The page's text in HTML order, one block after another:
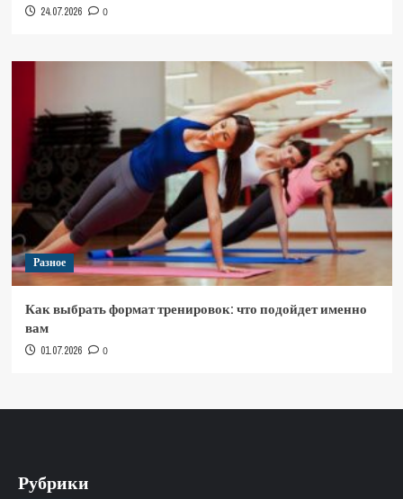
24.07.2026 0
Разное
Как выбрать формат тренировок: что подойдет именно
вам
01.07.2026 0
Рубрики